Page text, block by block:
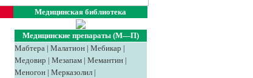
Медицинская библиотека
Медицинские препараты (М—П)
Мабтера | Малатион | Мебикар |
Медовир | Meзaпaм | Мемантин |
Меногон | Мерказолил |